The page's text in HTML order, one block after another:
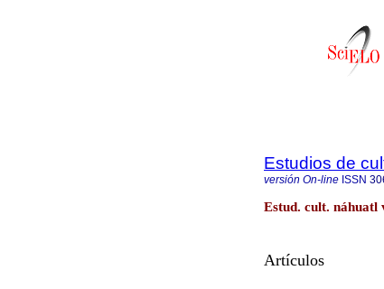
Estudios de
versión On-line ISSN
Estud. cult. náhuatl
Artículos